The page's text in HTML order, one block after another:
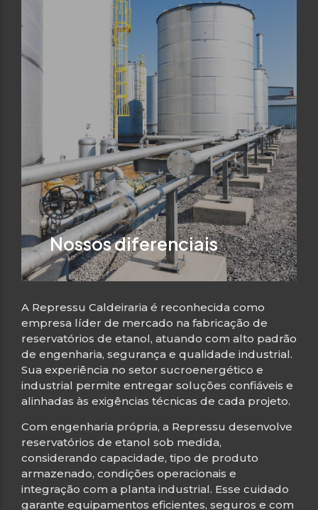
Nossos diferenciais
A Repressu Caldeiraria é reconhecida como
empresa líder de mercado na fabricação de
reservatórios de etanol, atuando com alto padrão
de engenharia, segurança e qualidade industrial.
Sua experiência no setor sucroenergético e
industrial permite entregar soluções confiáveis e
alinhadas às exigências técnicas de cada projeto.
Com engenharia própria, a Repressu desenvolve
reservatórios de etanol sob medida,
considerando capacidade, tipo de produto
armazenado, condições operacionais e
integração com a planta industrial. Esse cuidado
garante equipamentos eficientes, seguros e com